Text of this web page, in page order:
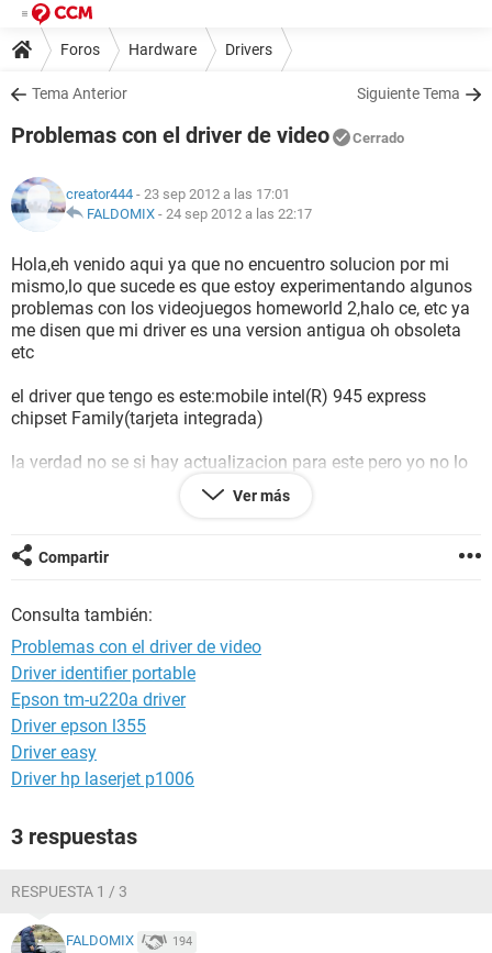
Foros Hardware Drivers
Tema Anterior Siguiente Tema
Problemas con el driver de video Cerrado
creator444 - 23 sep 2012 a las 17:01
FALDOMIX - 24 sep 2012 a las 22:17
Hola,eh venido aqui ya que no encuentro solucion por mi
mismo,lo que sucede es que estoy experimentando algunos
problemas con los videojuegos homeworld 2,halo ce, etc ya
me disen que mi driver es una version antigua oh obsoleta
etc
el driver que tengo es este:mobile intel(R) 945 express
chipset Family(tarjeta integrada)
la verdad no se si hay actualizacion para este pero yo no lo
encuentro,asi que queria preguntar si avia otro driver que yo
pueda descargar que sea compatiblecon mi sistema
operativo es windows 7 32 bits
bueno eso es todo espero puedan ayudarme :(.
Ver más
Compartir
Consulta también:
Problemas con el driver de video
Driver identifier portable
Epson tm-u220a driver
Driver epson l355
Driver easy
Driver hp laserjet p1006
3 respuestas
RESPUESTA 1 / 3
FALDOMIX 194